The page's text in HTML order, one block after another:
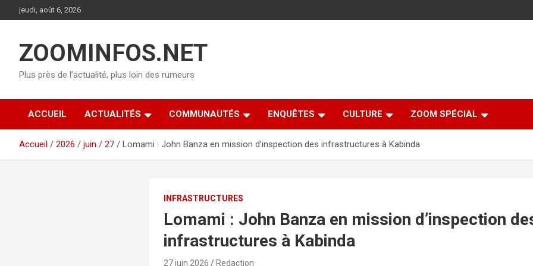
au
jeudi, août 6, 2026
ZOOMINFOS.NET
Plus près de l’actualité, plus loin des rumeurs
ACCUEIL ACTUALITÉS COMMUNAUTÉS ENQUÊTES CULTURE ZOOM SPÉCIAL
Accueil 2026 juin 27 Lomami : John Banza en mission d’inspection des infrastructures à Kabinda
INFRASTRUCTURES
Lomami : John Banza en mission d’inspection
infrastructures à Kabinda
27 juin 2026 Redaction